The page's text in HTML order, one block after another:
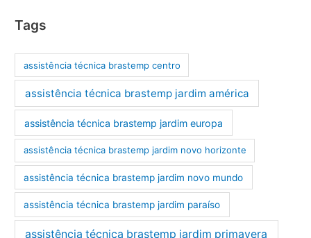
Tags
assistência técnica brastemp centro
assistência técnica brastemp jardim américa
assistência técnica brastemp jardim europa
assistência técnica brastemp jardim novo horizonte
assistência técnica brastemp jardim novo mundo
assistência técnica brastemp jardim paraíso
assistência técnica brastemp jardim primavera